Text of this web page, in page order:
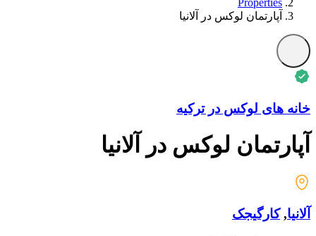
Properties
آپارتمان لوکس در آلانیا
خانه های لوکس در ترکیه
آپارتمان لوکس در آلانیا
آلانیا,کارگیجک